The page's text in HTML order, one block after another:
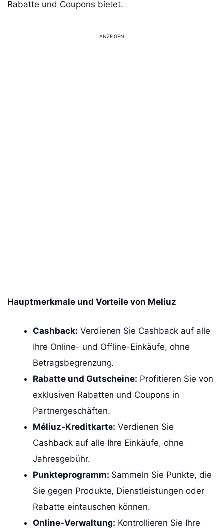
Rabatte und Coupons bietet.
ANZEIGEN
Hauptmerkmale und Vorteile von Meliuz
Cashback: Verdienen Sie Cashback auf alle
Ihre Online- und Offline-Einkäufe, ohne
Betragsbegrenzung.
Rabatte und Gutscheine: Profitieren Sie von
exklusiven Rabatten und Coupons in
Partnergeschäften.
Méliuz-Kreditkarte: Verdienen Sie
Cashback auf alle Ihre Einkäufe, ohne
Jahresgebühr.
Punkteprogramm: Sammeln Sie Punkte, die
Sie gegen Produkte, Dienstleistungen oder
Rabatte eintauschen können.
Online-Verwaltung: Kontrollieren Sie Ihre